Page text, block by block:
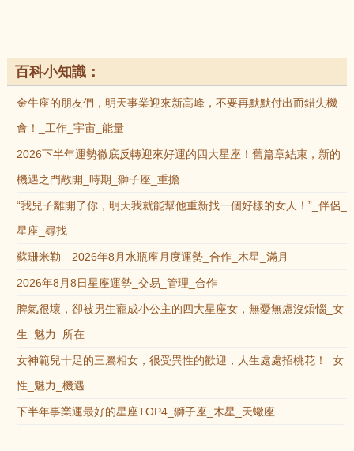
百科小知識：
金牛座的朋友們，明天事業迎來新高峰，不要再默默付出而錯失機
會！_工作_宇宙_能量
2026下半年運勢徹底反轉迎來好運的四大星座！舊篇章結束，新的
機遇之門敞開_時期_獅子座_重擔
“我兒子離開了你，明天我就能幫他重新找一個好樣的女人！”_伴侶_
星座_尋找
蘇珊米勒︱2026年8月水瓶座月度運勢_合作_木星_滿月
2026年8月8日星座運勢_交易_管理_合作
脾氣很壞，卻被男生寵成小公主的四大星座女，無憂無慮沒煩惱_女
生_魅力_所在
女神範兒十足的三屬相女，很受異性的歡迎，人生處處招桃花！_女
性_魅力_機遇
下半年事業運最好的星座TOP4_獅子座_木星_天蠍座